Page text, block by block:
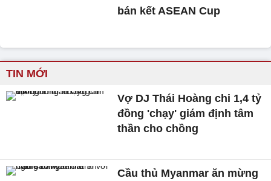
bán kết ASEAN Cup
TIN MỚI
Vợ DJ Thái Hoàng chi 1,4 tỷ
đồng 'chạy' giám định tâm
thần cho chồng
Cầu thủ Myanmar ăn mừng